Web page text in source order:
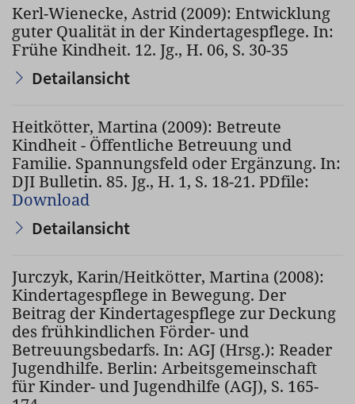
Kerl-Wienecke, Astrid (2009): Entwicklung
guter Qualität in der Kindertagespflege. In:
Frühe Kindheit. 12. Jg., H. 06, S. 30-35
Detailansicht
Heitkötter, Martina (2009): Betreute
Kindheit - Öffentliche Betreuung und
Familie. Spannungsfeld oder Ergänzung. In:
DJI Bulletin. 85. Jg., H. 1, S. 18-21. PDfile:
Download
Detailansicht
Jurczyk, Karin/Heitkötter, Martina (2008):
Kindertagespflege in Bewegung. Der
Beitrag der Kindertagespflege zur Deckung
des frühkindlichen Förder- und
Betreuungsbedarfs. In: AGJ (Hrsg.): Reader
Jugendhilfe. Berlin: Arbeitsgemeinschaft
für Kinder- und Jugendhilfe (AGJ), S. 165-